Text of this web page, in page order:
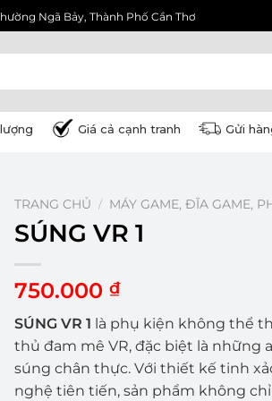
Ngã Bảy, Thành Phố Cần Thơ
Giá cả cạnh tranh Gửi
TRANG CHỦ / MÁY GAME, ĐĨA GAME,
SÚNG VR 1
750.000 ₫
SÚNG VR 1 là phụ kiện không thể
thủ đam mê VR, đặc biệt là những
súng chân thực. Với thiết kế tinh
nghệ tiên tiến, sản phẩm không